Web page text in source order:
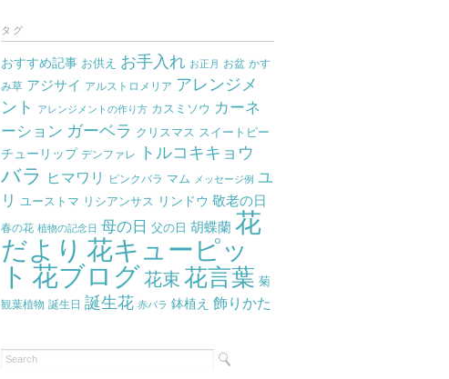
イ
ブ
タグ
おすすめ記事 お供え お手入れ お正月 お盆 かす
み草 アジサイ アルストロメリア アレンジメ
ント
アレンジメントの作り方 カスミソウ カーネ
ーション ガーベラ クリスマス スイートピー
チューリップ デンファレ トルコキキョウ
バラ ヒマワリ ピンクバラ マム メッセージ例 ユ
リ ユーストマ リシアンサス リンドウ 敬老の日
春の花 植物の記念日 母の日 父の日 胡蝶蘭 花
だより 花キューピッ
ト 花ブログ 花束 花言葉 菊
観葉植物 誕生日 誕生花 赤バラ 鉢植え 飾りかた